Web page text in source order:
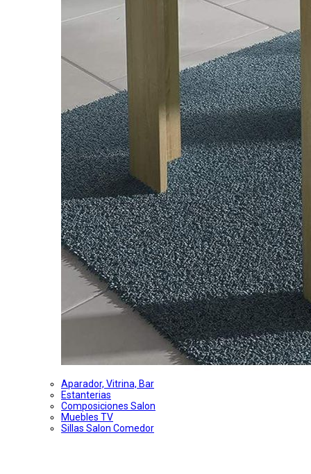
Aparador, Vitrina, Bar
Estanterias
Composiciones Salon
Muebles TV
Sillas Salon Comedor